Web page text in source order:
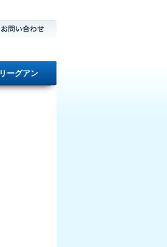
リーグアン